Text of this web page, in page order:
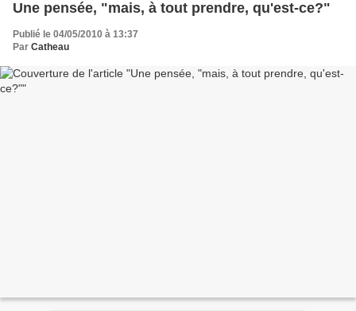
Une pensée, "mais, à tout prendre, qu'est-ce?"
Publié le 04/05/2010 à 13:37
Par Catheau